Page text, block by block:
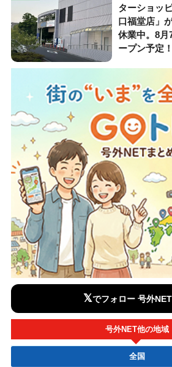
ターショッ
口福堂店」
休業中。8月
ープン予定！
𝕏でフォロー 号外
号外NET他の地域
全国